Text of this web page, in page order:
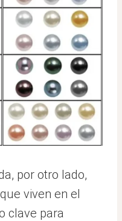
por otro lado,
viven en el
clave para